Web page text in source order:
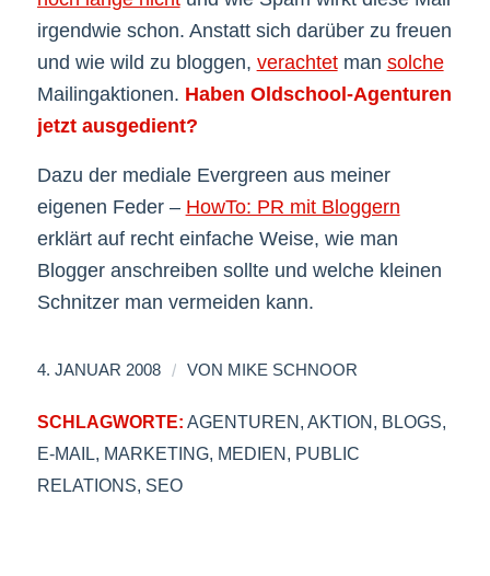
irgendwie schon. Anstatt sich darüber zu freuen
und wie wild zu bloggen, verachtetman solche
Mailingaktionen. Haben Oldschool-Agenturen
jetzt ausgedient?
Dazu der mediale Evergreen aus meiner
eigenen Feder – HowTo: PR mit Bloggern
erklärt auf recht einfache Weise, wie man
Blogger anschreiben sollte und welche kleinen
Schnitzer man vermeiden kann.
4. JANUAR 2008 / VON MIKE SCHNOOR
SCHLAGWORTE: AGENTUREN, AKTION, BLOGS,
E-MAIL, MARKETING, MEDIEN, PUBLIC
RELATIONS, SEO